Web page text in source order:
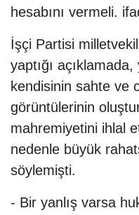
hesabını vermeli.
İşçi Partisi
yaptığı
kendisinin sahte ve
görüntülerinin
mahremiyetini ihlal
nedenle büyük
söylemişti.
- Bir yanlış varsa